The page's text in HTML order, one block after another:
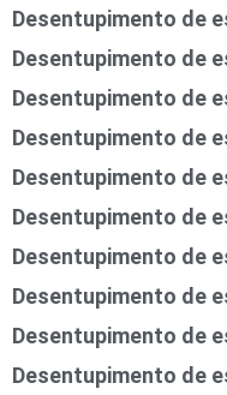
Desentupimento de
Desentupimento de
Desentupimento de
Desentupimento de
Desentupimento de
Desentupimento de
Desentupimento de
Desentupimento de
Desentupimento de
Desentupimento de